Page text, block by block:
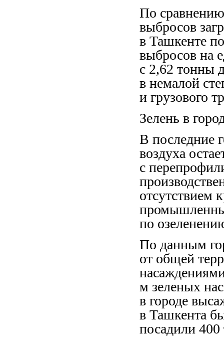
По
выбросов
в Ташкенте
выбросов на
с 2,62 тонны
в немалой
и грузового
Зелень в
В последние
воздуха
с
отсутствием
по
По данным
от общей
м зеленых
в городе
в Ташкента
посадили